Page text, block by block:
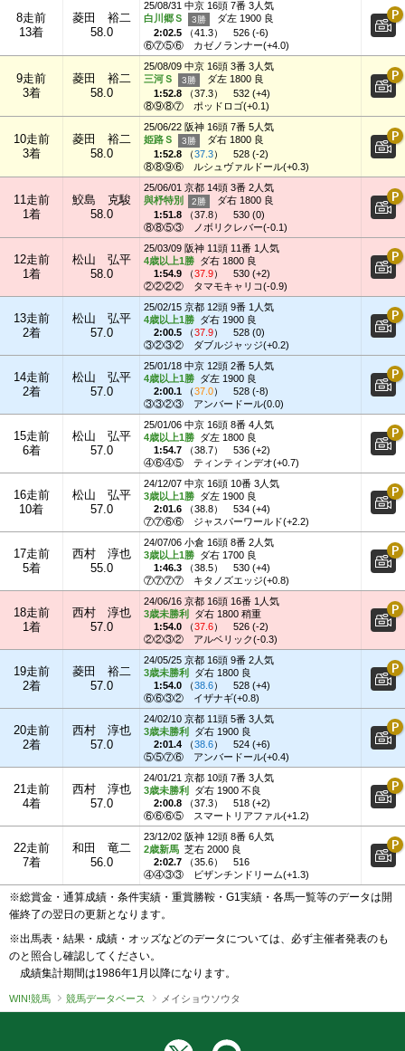
8走前
13着
菱田 裕二
58.0
25/08/31 中京 16頭 7番 3人気
白川郷Ｓ
ダ左 1900 良
2:02.5 （41.3）
526 (-6)
⑥⑦⑤⑥
カゼノランナー(+4.0)
9走前
3着
菱田 裕二
58.0
25/08/09 中京 16頭 3番 3人気
三河Ｓ
ダ左 1800 良
1:52.8 （37.3）
532 (+4)
⑧⑨⑧⑦
ポッドロゴ(+0.1)
10走前
3着
菱田 裕二
58.0
25/06/22 阪神 16頭 7番 5人気
姫路Ｓ
ダ右 1800 良
1:52.8 （37.3）
528 (-2)
⑧⑧⑨⑥
ルシュヴァルドール(+0.3)
11走前
1着
鮫島 克駿
58.0
25/06/01 京都 14頭 3番 2人気
與杼特別
ダ右 1800 良
1:51.8 （37.8）
530 (0)
⑧⑧⑤③
ノボリクレバー(-0.1)
12走前
1着
松山 弘平
58.0
25/03/09 阪神 11頭 11番 1人気
4歳以上1勝 ダ右 1800 良
1:54.9 （37.9）
530 (+2)
②②②②
タマモキャリコ(-0.9)
13走前
2着
松山 弘平
57.0
25/02/15 京都 12頭 9番 1人気
4歳以上1勝 ダ右 1900 良
2:00.5 （37.9）
528 (0)
③②③②
ダブルジャッジ(+0.2)
14走前
2着
松山 弘平
57.0
25/01/18 中京 12頭 2番 5人気
4歳以上1勝 ダ左 1900 良
2:00.1 （37.0）
528 (-8)
③③②③
アンバードール(0.0)
15走前
6着
松山 弘平
57.0
25/01/06 中京 16頭 8番 4人気
4歳以上1勝 ダ左 1800 良
1:54.7 （38.7）
536 (+2)
④⑥④⑤
ティンティンデオ(+0.7)
16走前
10着
松山 弘平
57.0
24/12/07 中京 16頭 10番 3人気
3歳以上1勝 ダ左 1900 良
2:01.6 （38.8）
534 (+4)
⑦⑦⑥⑥
ジャスパーワールド(+2.2)
17走前
5着
西村 淳也
55.0
24/07/06 小倉 16頭 8番 2人気
3歳以上1勝 ダ右 1700 良
1:46.3 （38.5）
530 (+4)
⑦⑦⑦⑦
キタノズエッジ(+0.8)
18走前
1着
西村 淳也
57.0
24/06/16 京都 16頭 16番 1人気
3歳未勝利
ダ右 1800 稍重
1:54.0 （37.6）
526 (-2)
②②③②
アルベリック(-0.3)
19走前
2着
菱田 裕二
57.0
24/05/25 京都 16頭 9番 2人気
3歳未勝利
ダ右 1800 良
1:54.0 （38.6）
528 (+4)
⑥⑥③②
イザナギ(+0.8)
20走前
2着
西村 淳也
57.0
24/02/10 京都 11頭 5番 3人気
3歳未勝利
ダ右 1900 良
2:01.4 （38.6）
524 (+6)
⑤⑤⑦⑥
アンバードール(+0.4)
21走前
4着
西村 淳也
57.0
24/01/21 京都 10頭 7番 3人気
3歳未勝利
ダ右 1900 不良
2:00.8 （37.3）
518 (+2)
⑥⑥⑥⑤
スマートリアファル(+1.2)
22走前
7着
和田 竜二
56.0
23/12/02 阪神 12頭 8番 6人気
2歳新馬 芝右 2000 良
2:02.7 （35.6）
516
④④③③
ビザンチンドリーム(+1.3)
※総賞金・通算成績・条件実績・重賞勝鞍・G1実績・各馬一覧等のデータは開
催終了の翌日の更新となります。
※出馬表・結果・成績・オッズなどのデータについては、必ず主催者発表のも
のと照合し確認してください。
成績集計期間は1986年1月以降になります。
WIN!競馬 競馬データベース メイショウソウタ